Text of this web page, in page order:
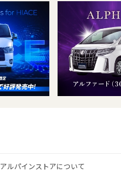
アルパインストアについて